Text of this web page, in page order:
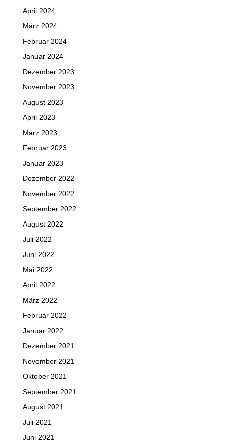
April 2024
März 2024
Februar 2024
Januar 2024
Dezember 2023
November 2023
August 2023
April 2023
März 2023
Februar 2023
Januar 2023
Dezember 2022
November 2022
September 2022
August 2022
Juli 2022
Juni 2022
Mai 2022
April 2022
März 2022
Februar 2022
Januar 2022
Dezember 2021
November 2021
Oktober 2021
September 2021
August 2021
Juli 2021
Juni 2021